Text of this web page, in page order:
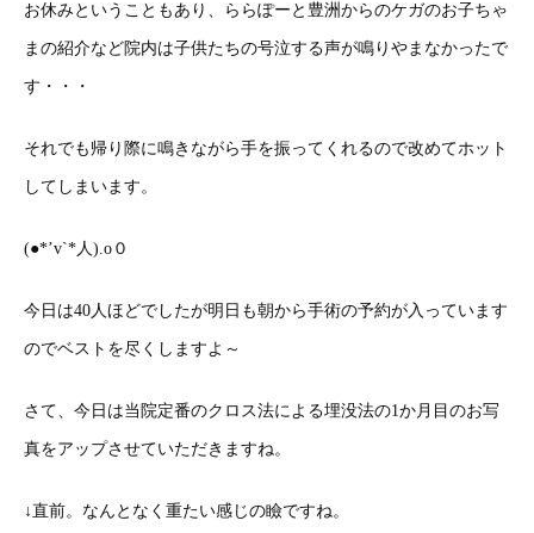
お休みということもあり、ららぽーと豊洲からのケガのお子ちゃ
まの紹介など院内は子供たちの号泣する声が鳴りやまなかったで
す・・・
それでも帰り際に鳴きながら手を振ってくれるので改めてホット
してしまいます。
(●*’v`*人).o０
今日は40人ほどでしたが明日も朝から手術の予約が入っています
のでベストを尽くしますよ～
さて、今日は当院定番のクロス法による埋没法の1か月目のお写
真をアップさせていただきますね。
↓直前。なんとなく重たい感じの瞼ですね。